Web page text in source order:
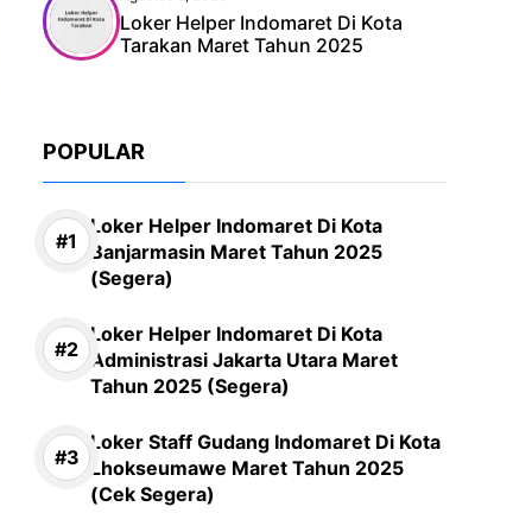
Loker Helper Indomaret Di Kota
Tarakan Maret Tahun 2025
POPULAR
Loker Helper Indomaret Di Kota
Banjarmasin Maret Tahun 2025
(Segera)
Loker Helper Indomaret Di Kota
Administrasi Jakarta Utara Maret
Tahun 2025 (Segera)
Loker Staff Gudang Indomaret Di Kota
Lhokseumawe Maret Tahun 2025
(Cek Segera)